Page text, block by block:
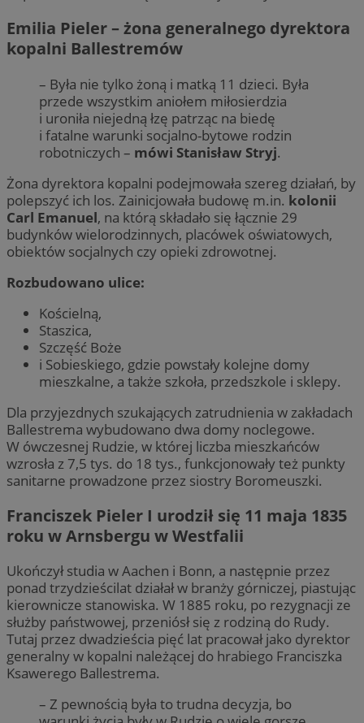
Emilia Pieler – żona generalnego dyrektora
kopalni Ballestremów
– Była nie tylko żoną i matką 11 dzieci. Była
przede wszystkim aniołem miłosierdzia
i uroniła niejedną łzę patrząc na biedę
i fatalne warunki socjalno-bytowe rodzin
robotniczych – mówi Stanisław Stryj.
Żona dyrektora kopalni podejmowała szereg działań, by
polepszyć ich los. Zainicjowała budowę m.in. kolonii
Carl Emanuel, na którą składało się łącznie 29
budynków wielorodzinnych, placówek oświatowych,
obiektów socjalnych czy opieki zdrowotnej.
Rozbudowano ulice:
Kościelną,
Staszica,
Szczęść Boże
i Sobieskiego, gdzie powstały kolejne domy
mieszkalne, a także szkoła, przedszkole i sklepy.
Dla przyjezdnych szukających zatrudnienia w zakładach
Ballestrema wybudowano dwa domy noclegowe.
W ówczesnej Rudzie, w której liczba mieszkańców
wzrosła z 7,5 tys. do 18 tys., funkcjonowały też punkty
sanitarne prowadzone przez siostry Boromeuszki.
Franciszek Pieler I urodził się 11 maja 1835
roku w Arnsbergu w Westfalii
Ukończył studia w Aachen i Bonn, a następnie przez
ponad trzydzieścilat działał w branży górniczej, piastując
kierownicze stanowiska. W 1885 roku, po rezygnacji ze
służby państwowej, przeniósł się z rodziną do Rudy.
Tutaj przez dwadzieścia pięć lat pracował jako dyrektor
generalny w kopalni należącej do hrabiego Franciszka
Ksawerego Ballestrema.
– Z pewnością była to trudna decyzja, bo